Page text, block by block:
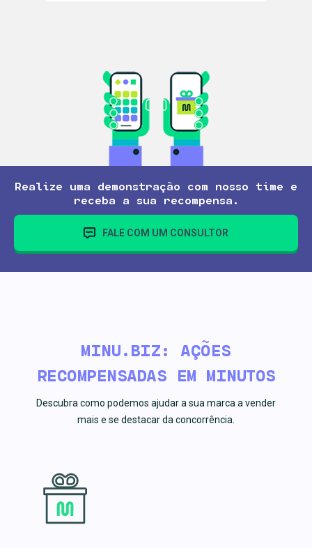
Realize uma demonstração com nosso time e
receba a sua recompensa.
FALE COM UM CONSULTOR
MINU.BIZ: AÇÕES
RECOMPENSADAS EM MINUTOS
Descubra como podemos ajudar a sua marca a vender
mais e se destacar da concorrência.